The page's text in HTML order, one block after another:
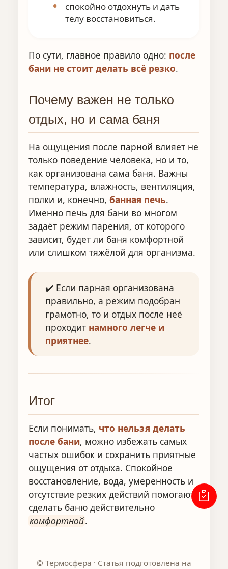
спокойно отдохнуть и дать
телу восстановиться.
По сути, главное правило одно: после
бани не стоит делать всё резко.
Почему важен не только
отдых, но и сама баня
На ощущения после парной влияет не
только поведение человека, но и то,
как организована сама баня. Важны
температура, влажность, вентиляция,
полки и, конечно,банная печь.
Именно печь для бани во многом
задаёт режим парения, от которого
зависит, будет ли баня комфортной
или слишком тяжёлой для организма.
✔️ Если парная организована
правильно, а режим подобран
грамотно, то и отдых после неё
проходит намного легче и
приятнее.
Итог
Если понимать, что нельзя делать
после бани, можно избежать самых
частых ошибок и сохранить приятные
ощущения от отдыха. Спокойное
восстановление, вода, умеренность и
отсутствие резких действий помогают
сделать баню действительно
комфортной.
© Термосфера · Статья подготовлена на